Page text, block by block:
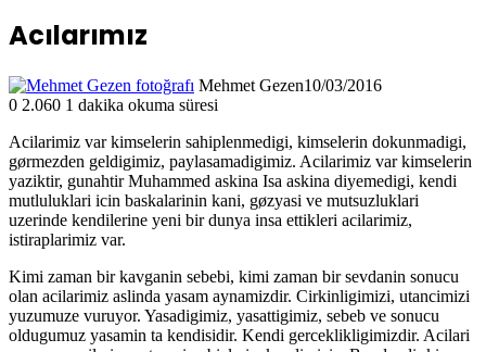
Acılarımız
Mehmet Gezen10/03/2016
0 2.060 1 dakika okuma süresi
Acilarimiz var kimselerin sahiplenmedigi, kimselerin dokunmadigi,
gørmezden geldigimiz, paylasamadigimiz. Acilarimiz var kimselerin
yaziktir, gunahtir Muhammed askina Isa askina diyemedigi, kendi
mutluluklari icin baskalarinin kani, gøzyasi ve mutsuzluklari
uzerinde kendilerine yeni bir dunya insa ettikleri acilarimiz,
istiraplarimiz var.
Kimi zaman bir kavganin sebebi, kimi zaman bir sevdanin sonucu
olan acilarimiz aslinda yasam aynamizdir. Cirkinligimizi, utancimizi
yuzumuze vuruyor. Yasadigimiz, yasattigimiz, sebeb ve sonucu
oldugumuz yasamin ta kendisidir. Kendi gerceklikligimizdir. Acilari